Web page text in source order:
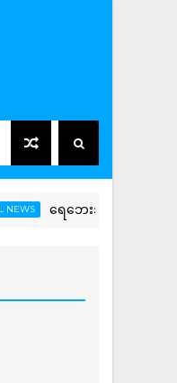
ရေဘေးအန္တရာယ်ကြိုတင်ကာကွယ်